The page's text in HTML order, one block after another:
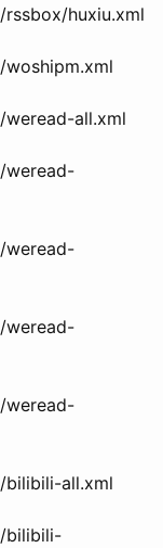
huxiu.xml
all.xml
weread-
weread-
weread-
weread-
bilibili-all.xml
bilibili-